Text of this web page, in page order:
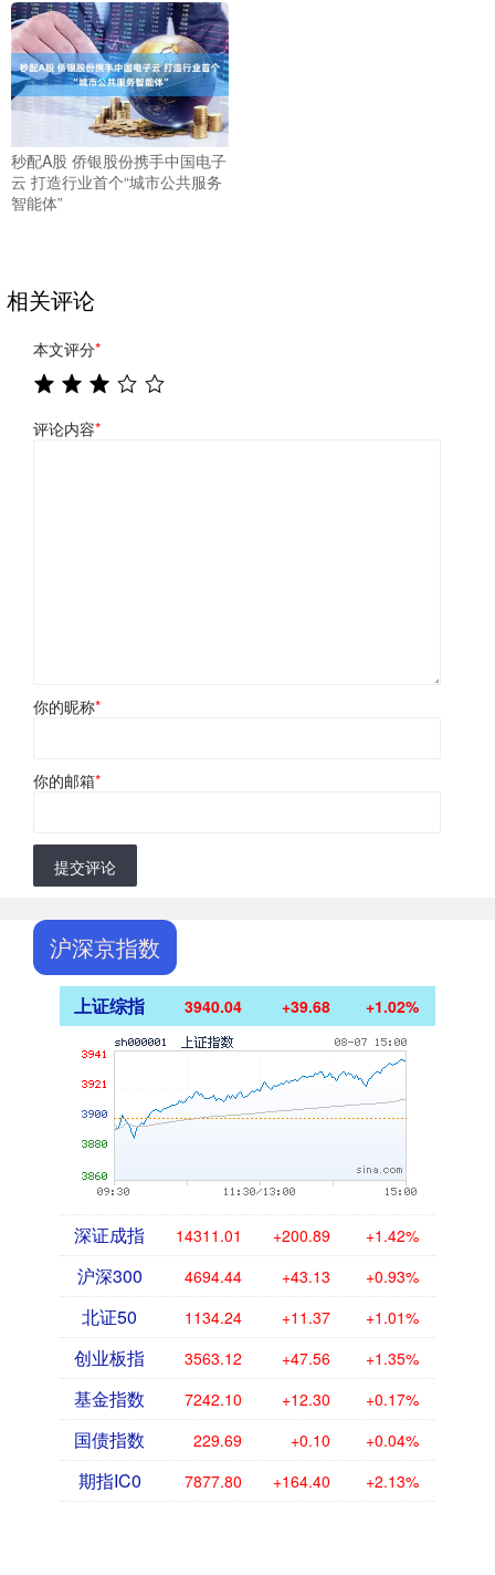
秒配A股 侨银股份携手中国电子
云 打造行业首个“城市公共服务
智能体”
相关评论
本文评分*
评论内容*
你的昵称*
你的邮箱*
提交评论
沪深京指数
上证综指 3940.04 +39.68 +1.02%
深证成指 14311.01 +200.89 +1.42%
沪深300 4694.44 +43.13 +0.93%
北证50 1134.24 +11.37 +1.01%
创业板指 3563.12 +47.56 +1.35%
基金指数 7242.10 +12.30 +0.17%
国债指数 229.69 +0.10 +0.04%
期指IC0 7877.80 +164.40 +2.13%